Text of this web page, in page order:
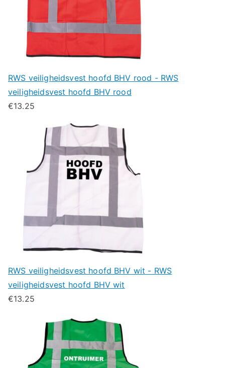
RWS veiligheidsvest hoofd BHV rood - RWS
veiligheidsvest hoofd BHV rood
€13.25
RWS veiligheidsvest hoofd BHV wit - RWS
veiligheidsvest hoofd BHV wit
€13.25